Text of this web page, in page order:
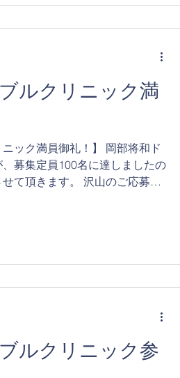
ルクリニック満
ニック満員御礼！】 岡部将和ド
募集定員100名に達しましたの
て頂きます。 沢山のご応募あ
ルクリニック参